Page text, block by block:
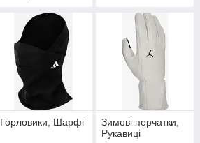
Горловики, Шарфі
Зимові перчатки,
Рукавиці